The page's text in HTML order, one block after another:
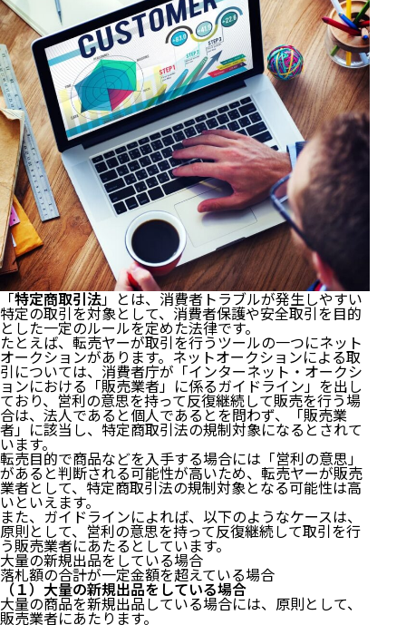
「特定商取引法」とは、消費者トラブルが発生しやすい
特定の取引を対象として、消費者保護や安全取引を目的
とした一定のルールを定めた法律です。
たとえば、転売ヤーが取引を行うツールの一つにネット
オークションがあります。ネットオークションによる取
引については、消費者庁が「インターネット・オークシ
ョンにおける「販売業者」に係るガイドライン」を出し
ており、営利の意思を持って反復継続して販売を行う場
合は、法人であると個人であるとを問わず、「販売業
者」に該当し、特定商取引法の規制対象になるとされて
います。
転売目的で商品などを入手する場合には「営利の意思」
があると判断される可能性が高いため、転売ヤーが販売
業者として、特定商取引法の規制対象となる可能性は高
いといえます。
また、ガイドラインによれば、以下のようなケースは、
原則として、営利の意思を持って反復継続して取引を行
う販売業者にあたるとしています。
大量の新規出品をしている場合
落札額の合計が一定金額を超えている場合
（１）大量の新規出品をしている場合
大量の商品を新規出品している場合には、原則として、
販売業者にあたります。